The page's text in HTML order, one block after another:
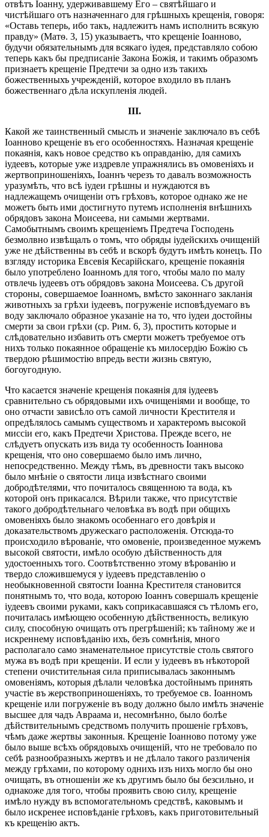
отвѣтъ Іоанну, удерживавшему Его – святѣйшаго и
чистѣйшаго отъ назначеннаго для грѣшныхъ крещенія, говоря:
«Оставь теперь, ибо такъ, надлежитъ намъ исполнить всякую
правду» (Матѳ. 3, 15) указываетъ, что крещеніе Іоанново,
будучи обязательнымъ для всякаго іудея, представляло собою
теперь какъ бы предписаніе Закона Божія, и такимъ образомъ
признаетъ крещеніе Предтечи за одно изъ такихъ
божественныхъ учрежденій, которое входило въ планъ
божественнаго дѣла искупленія людей.
III.
Какой же таинственный смыслъ и значеніе заключало въ себѣ
Іоанново крещеніе въ его особенностяхъ. Назначая крещеніе
покаянія, какъ новое средство къ оправданію, для самихъ
іудеевъ, которые уже издревле упражнялись въ омовеніяхъ и
жертвоприношеніяхъ, Іоаннъ черезъ то давалъ возможность
уразумѣть, что всѣ іудеи грѣшны и нуждаются въ
надлежащемъ очищеніи отъ грѣховъ, которое однако же не
можетъ быть ими достигнуто путемъ исполненія внѣшнихъ
обрядовъ закона Моисеева, ни самыми жертвами.
Самобытнымъ своимъ крещеніемъ Предтеча Господень
безмолвно извѣщалъ о томъ, что обряды іудейскихъ очищеній
уже не дѣйственны въ себѣ и вскорѣ будутъ имѣть конецъ. По
взгляду историка Евсевія Кесарійскаго, крещеніе покаянія
было употреблено Іоанномъ для того, чтобы мало по малу
отвлечь іудеевъ отъ обрядовъ закона Моисеева. Съ другой
стороны, совершаемое Іоанномъ, вмѣсто законнаго закланія
животныхъ за грѣхи іудеевъ, погруженіе исповѣдуемаго въ
воду заключало образное указаніе на то, что іудеи достойны
смерти за свои грѣхи (ср. Рим. 6, 3), простить которые и
слѣдовательно избавить отъ смерти можетъ требуемое отъ
нихъ только покаянное обращеніе къ милосердію Божію съ
твердою рѣшимостію впредь вести жизнь святую,
богоугодную.
Что касается значеніе крещенія покаянія для іудеевъ
сравнительно съ обрядовыми ихъ очищеніями и вообще, то
оно отчасти зависѣло отъ самой личности Крестителя и
опредѣлялось самымъ существомъ и характеромъ высокой
миссіи его, какъ Предтечи Христова. Прежде всего, не
слѣдуетъ опускать изъ вида ту особенность Іоаннова
крещенія, что оно совершаемо было имъ лично,
непосредственно. Между тѣмъ, въ древности такъ высоко
было мнѣніе о святости лица извѣстнаго своими
добродѣтелями, что почиталось священною та вода, къ
которой онъ прикасался. Вѣрили также, что присутствіе
такого добродѣтельнаго человѣка въ водѣ при общихъ
омовеніяхъ было знакомъ особеннаго его довѣрія и
доказательствомъ дружескаго расположенія. Отсюда-то
происходило вѣрованіе, что омовеніе, произведенное мужемъ
высокой святости, имѣло особую дѣйственность для
удостоенныхъ того. Соотвѣтственно этому вѣрованію и
твердо сложившемуся у іудеевъ представленію о
необыкновенной святости Іоанна Крестителя становится
понятнымъ то, что вода, которою Іоаннъ совершалъ крещеніе
іудеевъ своими руками, какъ соприкасавшаяся съ тѣломъ его,
почиталась имѣющею особенную дѣйственность, великую
силу, способную очищать отъ прегрѣшеній; къ тайному же и
искреннему исповѣданію ихъ, безъ сомнѣнія, много
располагало само знаменательное присутствіе столь святого
мужа въ водѣ при крещеніи. И если у іудеевъ въ нѣкоторой
степени очистительная сила приписывалась законнымъ
омовеніямъ, которыя дѣлали человѣка достойнымъ принять
участіе въ жерствоприношеніяхъ, то требуемое св. Іоанномъ
крещеніе или погруженіе въ воду должно было имѣть значеніе
высшее для чадъ Авраама и, несомнѣнно, было болѣе
дѣйствительнымъ средствомъ получить прошеніе грѣховъ,
чѣмъ даже жертвы законныя. Крещеніе Іоанново потому уже
было выше всѣхъ обрядовыхъ очищеній, что не требовало по
себѣ разнообразныхъ жертвъ и не дѣлало такого различенія
между грѣхами, по которому однихъ изъ нихъ могло бы оно
очищать, въ отношеніи же къ другимъ было бы безсильно, и
однакоже для того, чтобы проявить свою силу, крещеніе
имѣло нужду въ вспомогательномъ средствѣ, каковымъ и
было искренее исповѣданіе грѣховъ, какъ приготовительный
къ крещенію актъ.